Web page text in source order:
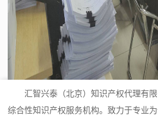
汇智兴泰（北京）知识产权代理有
综合性知识产权服务机构。致力于专业